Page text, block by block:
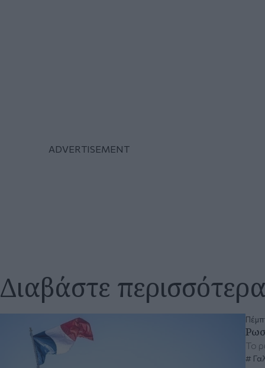
Διαβάστε περισσότερα
Το